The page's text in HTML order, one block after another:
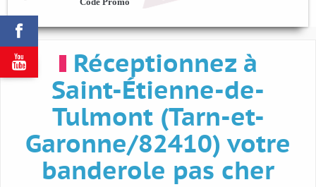


Réceptionnez à
Saint-Étienne-de-
Tulmont (Tarn-et-
Garonne/82410) votre
banderole pas cher